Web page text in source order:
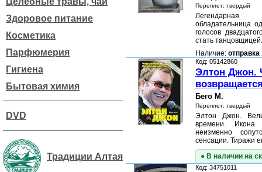
Здоровое питание
Косметика
Парфюмерия
Гигиена
Бытовая химия
DVD
Традиции Алтая
Переплет: твердый
обладательница
голосов
стать
Наличие: отправка
Код: 05142860
Элтон Джон.
Бего М.
Переплет: твердый
Элтон Джон.
времени. Икона
неизменно
сенсации. Тиражи
● В наличии на
Код: 34751011